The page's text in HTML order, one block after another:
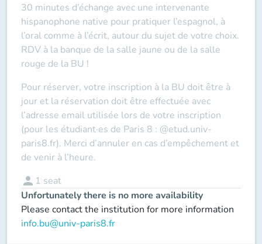
30 minutes d’échange avec une intervenante
hispanophone native pour pratiquer l’espagnol, à
l’oral comme à l’écrit, autour du sujet de votre choix.
RDV à la banque de la salle jaune ou de la salle
rouge de la BU !
Pour réserver, votre inscription à la BU doit être à
jour et la réservation doit être effectuée avec
l’adresse email utilisée lors de votre inscription
(pour les étudiant·es de Paris 8 : @etud.univ-
paris8.fr). Merci d’annuler en cas d’empêchement et
de venir à l’heure.
person 1 seat
Unfortunately there is no more availability
Please contact the institution for more information
info.bu@univ-paris8.fr